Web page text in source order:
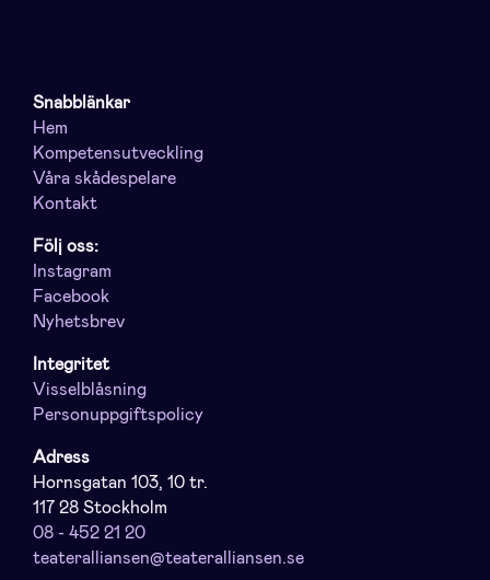
Snabblänkar
Hem
Kompetensutveckling
Våra skådespelare
Kontakt
Följ oss:
Instagram
Facebook
Nyhetsbrev
Integritet
Visselblåsning
Personuppgiftspolicy
Adress
Hornsgatan 103, 10 tr.
117 28 Stockholm
08 - 452 21 20
teateralliansen@teateralliansen.se